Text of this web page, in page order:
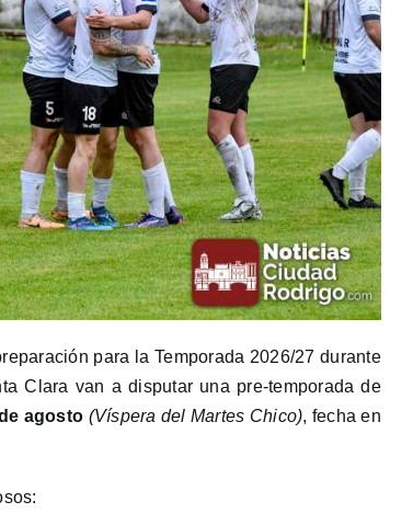
para la Temporada 2026/27 durante
Clara van a disputar una pre-temporada de
agosto (Víspera del Martes Chico), fecha en